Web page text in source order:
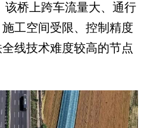
该桥上跨车流量大、通行
工空间受限、控制精度
线技术难度较高的节点